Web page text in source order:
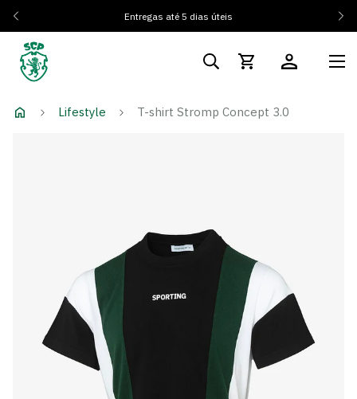
Entregas até 5 dias úteis
Lifestyle T-shirt Stromp Concept 3.0